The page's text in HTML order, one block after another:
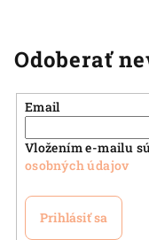
Odoberať
Email
Vložením e-mailu
osobných údajov
Prihlásiť sa